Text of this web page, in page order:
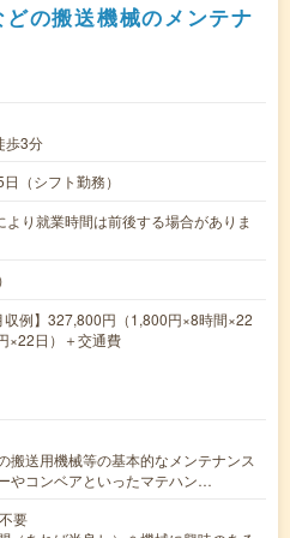
の搬送機械のメンテナ
歩3分
（シフト勤務）
り就業時間は前後する場合がありま
例】327,800円（1,800円×8時間×22
×22日）＋交通費
搬送用機械等の基本的なメンテナンス
やコンベアといったマテハン…
要